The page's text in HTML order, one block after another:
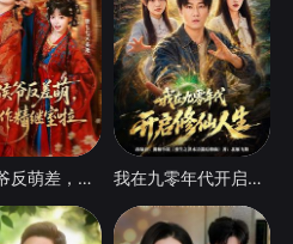
冷面侯爷反萌差，独宠作精继室啦 我在九零年代开启修仙人生